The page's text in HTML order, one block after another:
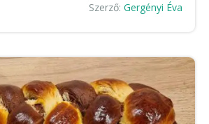
Szerző: Gergényi Éva